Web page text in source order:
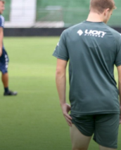
Guarani
para
→ Destaque →